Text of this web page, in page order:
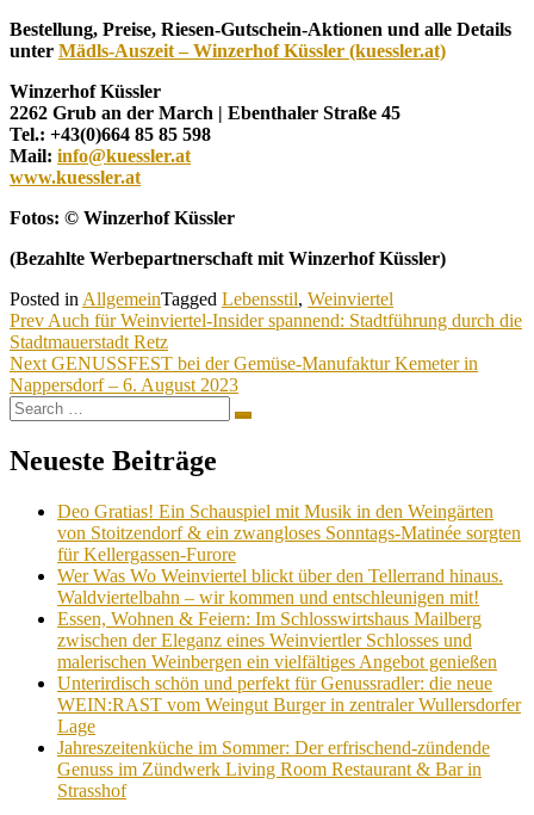
Bestellung, Preise, Riesen-Gutschein-Aktionen und alle Details
unter Mädls-Auszeit – Winzerhof Küssler (kuessler.at)
Winzerhof Küssler
2262 Grub an der March | Ebenthaler Straße 45
Tel.: +43(0)664 85 85 598
Mail: info@kuessler.at
www.kuessler.at
Fotos: © Winzerhof Küssler
(Bezahlte Werbepartnerschaft mit Winzerhof Küssler)
Posted in AllgemeinTagged Lebensstil, Weinviertel
Beitragsnavigation
Prev Auch für Weinviertel-Insider spannend: Stadtführung durch die
Stadtmauerstadt Retz
Next GENUSSFEST bei der Gemüse-Manufaktur Kemeter in
Nappersdorf – 6. August 2023
Search
for:
Search
Neueste Beiträge
Deo Gratias! Ein Schauspiel mit Musik in den Weingärten
von Stoitzendorf & ein zwangloses Sonntags-Matinée sorgten
für Kellergassen-Furore
Wer Was Wo Weinviertel blickt über den Tellerrand hinaus.
Waldviertelbahn – wir kommen und entschleunigen mit!
Essen, Wohnen & Feiern: Im Schlosswirtshaus Mailberg
zwischen der Eleganz eines Weinviertler Schlosses und
malerischen Weinbergen ein vielfältiges Angebot genießen
Unterirdisch schön und perfekt für Genussradler: die neue
WEIN:RAST vom Weingut Burger in zentraler Wullersdorfer
Lage
Jahreszeitenküche im Sommer: Der erfrischend-zündende
Genuss im Zündwerk Living Room Restaurant & Bar in
Strasshof